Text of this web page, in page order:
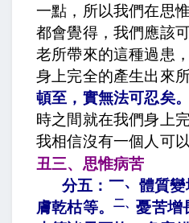
一點，所以我們在思
都會覺得，我們應該
老所帶來的這種過患
身上完全的產生出來所
頓至，實無法可忍矣
時之間就在我們身上
我相信沒有一個人可
丑三、思惟病苦
分五： 一、體質
膚乾枯等。二、憂苦增